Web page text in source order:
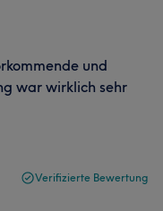
und
war wirklich sehr
Verifizierte Bewertung